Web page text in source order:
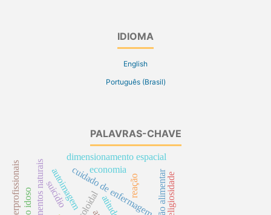
IDIOMA
English
Português (Brasil)
PALAVRAS-CHAVE
cuidado de enfermagem
alimentos naturais
dimensionamento espacial
autoimagem
suicídio
economia
reação
atitude religiosidade